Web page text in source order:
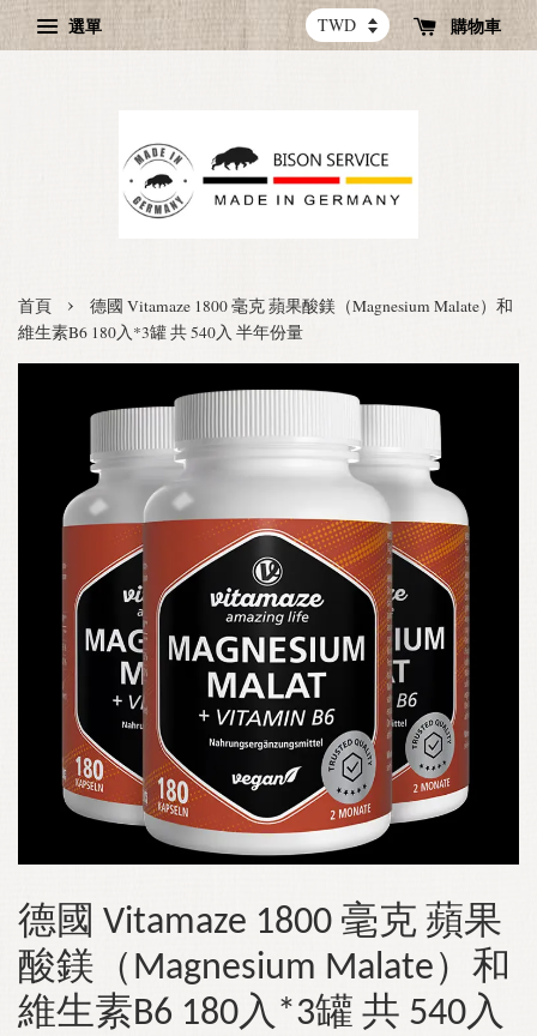
選單 購物車
首頁 ›
德國 Vitamaze 1800 毫克 蘋果酸鎂（Magnesium Malate）和
維生素B6 180入*3罐 共 540入 半年份量
德國 Vitamaze 1800 毫克 蘋果
酸鎂（Magnesium Malate）和
維生素B6 180入*3罐 共 540入